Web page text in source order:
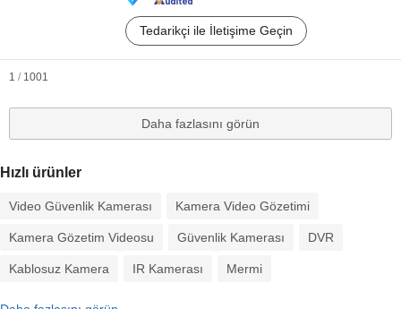
Tedarikçi ile İletişime Geçin
1 / 1001
Daha fazlasını görün
Hızlı ürünler
Video Güvenlik Kamerası Kamera Video Gözetimi
Kamera Gözetim Videosu Güvenlik Kamerası DVR
Kablosuz Kamera IR Kamerası Mermi